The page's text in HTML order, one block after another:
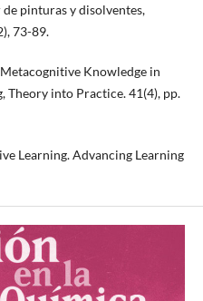
pinturas y disolventes,
73-89.
Knowledge in
Theory into Practice. 41(4), pp.
Learning. Advancing Learning